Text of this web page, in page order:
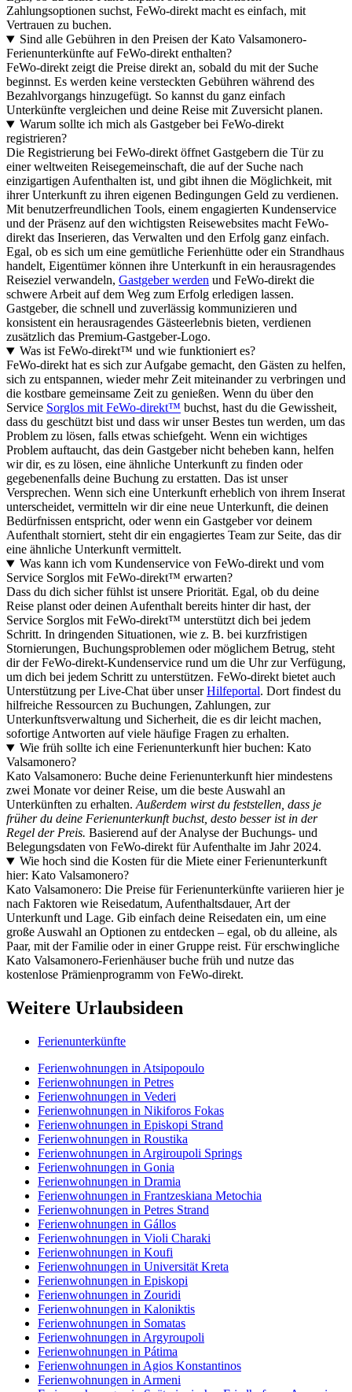
Zahlungsoptionen suchst, FeWo-direkt macht es einfach, mit
Vertrauen zu buchen.
Sind alle Gebühren in den Preisen der Kato Valsamonero-
Ferienunterkünfte auf FeWo-direkt enthalten?
FeWo-direkt zeigt die Preise direkt an, sobald du mit der Suche
beginnst. Es werden keine versteckten Gebühren während des
Bezahlvorgangs hinzugefügt. So kannst du ganz einfach
Unterkünfte vergleichen und deine Reise mit Zuversicht planen.
Warum sollte ich mich als Gastgeber bei FeWo-direkt
registrieren?
Die Registrierung bei FeWo-direkt öffnet Gastgebern die Tür zu
einer weltweiten Reisegemeinschaft, die auf der Suche nach
einzigartigen Aufenthalten ist, und gibt ihnen die Möglichkeit, mit
ihrer Unterkunft zu ihren eigenen Bedingungen Geld zu verdienen.
Mit benutzerfreundlichen Tools, einem engagierten Kundenservice
und der Präsenz auf den wichtigsten Reisewebsites macht FeWo-
direkt das Inserieren, das Verwalten und den Erfolg ganz einfach.
Egal, ob es sich um eine gemütliche Ferienhütte oder ein Strandhaus
handelt, Eigentümer können ihre Unterkunft in ein herausragendes
Reiseziel verwandeln, Gastgeber werden und FeWo-direkt die
schwere Arbeit auf dem Weg zum Erfolg erledigen lassen.
Gastgeber, die schnell und zuverlässig kommunizieren und
konsistent ein herausragendes Gästeerlebnis bieten, verdienen
zusätzlich das Premium-Gastgeber-Logo.
Was ist FeWo-direkt™ und wie funktioniert es?
FeWo-direkt hat es sich zur Aufgabe gemacht, den Gästen zu helfen,
sich zu entspannen, wieder mehr Zeit miteinander zu verbringen und
die kostbare gemeinsame Zeit zu genießen. Wenn du über den
Service Sorglos mit FeWo-direkt™ buchst, hast du die Gewissheit,
dass du geschützt bist und dass wir unser Bestes tun werden, um das
Problem zu lösen, falls etwas schiefgeht. Wenn ein wichtiges
Problem auftaucht, das dein Gastgeber nicht beheben kann, helfen
wir dir, es zu lösen, eine ähnliche Unterkunft zu finden oder
gegebenenfalls deine Buchung zu erstatten. Das ist unser
Versprechen. Wenn sich eine Unterkunft erheblich von ihrem Inserat
unterscheidet, vermitteln wir dir eine neue Unterkunft, die deinen
Bedürfnissen entspricht, oder wenn ein Gastgeber vor deinem
Aufenthalt storniert, steht dir ein engagiertes Team zur Seite, das dir
eine ähnliche Unterkunft vermittelt.
Was kann ich vom Kundenservice von FeWo-direkt und vom
Service Sorglos mit FeWo-direkt™ erwarten?
Dass du dich sicher fühlst ist unsere Priorität. Egal, ob du deine
Reise planst oder deinen Aufenthalt bereits hinter dir hast, der
Service Sorglos mit FeWo-direkt™ unterstützt dich bei jedem
Schritt. In dringenden Situationen, wie z. B. bei kurzfristigen
Stornierungen, Buchungsproblemen oder möglichem Betrug, steht
dir der FeWo-direkt-Kundenservice rund um die Uhr zur Verfügung,
um dich bei jedem Schritt zu unterstützen. FeWo-direkt bietet auch
Unterstützung per Live-Chat über unserHilfeportal. Dort findest du
hilfreiche Ressourcen zu Buchungen, Zahlungen, zur
Unterkunftsverwaltung und Sicherheit, die es dir leicht machen,
sofortige Antworten auf viele häufige Fragen zu erhalten.
Wie früh sollte ich eine Ferienunterkunft hier buchen: Kato
Valsamonero?
Kato Valsamonero: Buche deine Ferienunterkunft hier mindestens
zwei Monate vor deiner Reise, um die beste Auswahl an
Unterkünften zu erhalten. Außerdem wirst du feststellen, dass je
früher du deine Ferienunterkunft buchst, desto besser ist in der
Regel der Preis. Basierend auf der Analyse der Buchungs- und
Belegungsdaten von FeWo-direkt für Aufenthalte im Jahr 2024.
Wie hoch sind die Kosten für die Miete einer Ferienunterkunft
hier: Kato Valsamonero?
Kato Valsamonero: Die Preise für Ferienunterkünfte variieren hier je
nach Faktoren wie Reisedatum, Aufenthaltsdauer, Art der
Unterkunft und Lage. Gib einfach deine Reisedaten ein, um eine
große Auswahl an Optionen zu entdecken – egal, ob du alleine, als
Paar, mit der Familie oder in einer Gruppe reist. Für erschwingliche
Kato Valsamonero-Ferienhäuser buche früh und nutze das
kostenlose Prämienprogramm von FeWo-direkt.
Weitere Urlaubsideen
Ferienunterkünfte
Ferienwohnungen in Atsipopoulo
Ferienwohnungen in Petres
Ferienwohnungen in Vederi
Ferienwohnungen in Nikiforos Fokas
Ferienwohnungen in Episkopi Strand
Ferienwohnungen in Roustika
Ferienwohnungen in Argiroupoli Springs
Ferienwohnungen in Gonia
Ferienwohnungen in Dramia
Ferienwohnungen in Frantzeskiana Metochia
Ferienwohnungen in Petres Strand
Ferienwohnungen in Gállos
Ferienwohnungen in Violi Charaki
Ferienwohnungen in Koufi
Ferienwohnungen in Universität Kreta
Ferienwohnungen in Episkopi
Ferienwohnungen in Zouridi
Ferienwohnungen in Kaloniktis
Ferienwohnungen in Somatas
Ferienwohnungen in Argyroupoli
Ferienwohnungen in Pátima
Ferienwohnungen in Agios Konstantinos
Ferienwohnungen in Armeni